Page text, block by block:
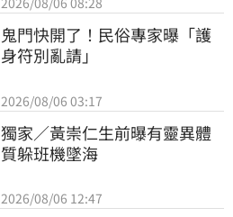
鬼門快開了！民俗專家曝「護
身符別亂請」
2026/08/06 03:17
獨家／黃崇仁生前曝有靈異體
質躲班機墜海
2026/08/06 12:47